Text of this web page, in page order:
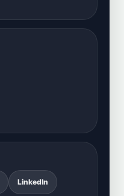
LinkedIn